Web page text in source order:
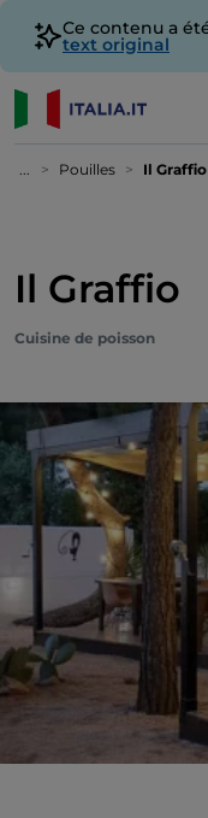
Ce contenu a
text original
... Pouilles Il Graffio
Il Graffio
Cuisine de poisson